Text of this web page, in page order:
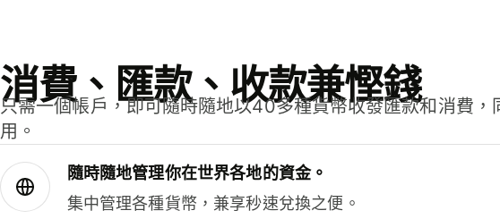
消費、匯款、收款兼慳錢
只需一個帳戶，即可隨時隨地以40多種貨幣收發匯款和消費，
用。
隨時隨地管理你在世界各地的資金。
集中管理各種貨幣，兼享秒速兌換之便。